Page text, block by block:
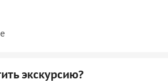
экскурсию?